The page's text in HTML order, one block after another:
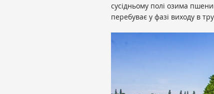
сусідньому полі озима
перебуває у фазі виходу в